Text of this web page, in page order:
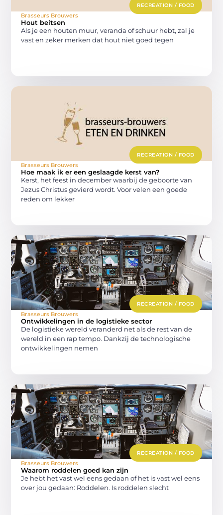
RECREATION / FOOD
Brasseurs Brouwers
Hout beitsen
Als je een houten muur, veranda of schuur hebt, zal je
vast en zeker merken dat hout niet goed tegen
RECREATION / FOOD
Brasseurs Brouwers
Hoe maak ik er een geslaagde kerst van?
Kerst, het feest in december waarbij de geboorte van
Jezus Christus gevierd wordt. Voor velen een goede
reden om lekker
RECREATION / FOOD
Brasseurs Brouwers
Ontwikkelingen in de logistieke sector
De logistieke wereld veranderd net als de rest van de
wereld in een rap tempo. Dankzij de technologische
ontwikkelingen nemen
RECREATION / FOOD
Brasseurs Brouwers
Waarom roddelen goed kan zijn
Je hebt het vast wel eens gedaan of het is vast wel eens
over jou gedaan: Roddelen. Is roddelen slecht